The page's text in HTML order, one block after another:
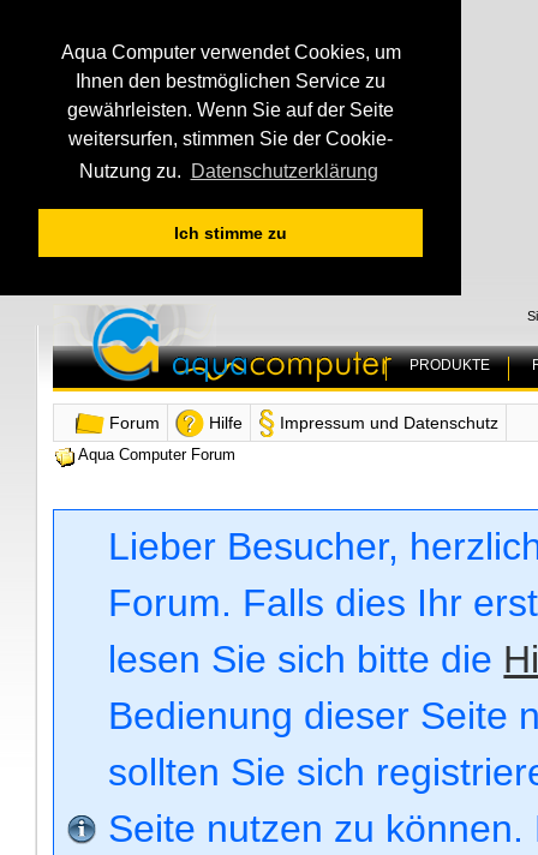
Aqua Computer verwendet Cookies, um
Ihnen den bestmöglichen Service zu
gewährleisten. Wenn Sie auf der Seite
weitersurfen, stimmen Sie der Cookie-
Nutzung zu.
Datenschutzerklärung
Ich stimme zu
PRODUKTE
Forum Hilfe Impressum und Datenschutz
Aqua Computer Forum
Lieber Besucher,
Forum. Falls dies Ihr
lesen Sie sich bitte die
Bedienung dieser Seite
sollten Sie sich
Seite nutzen zu